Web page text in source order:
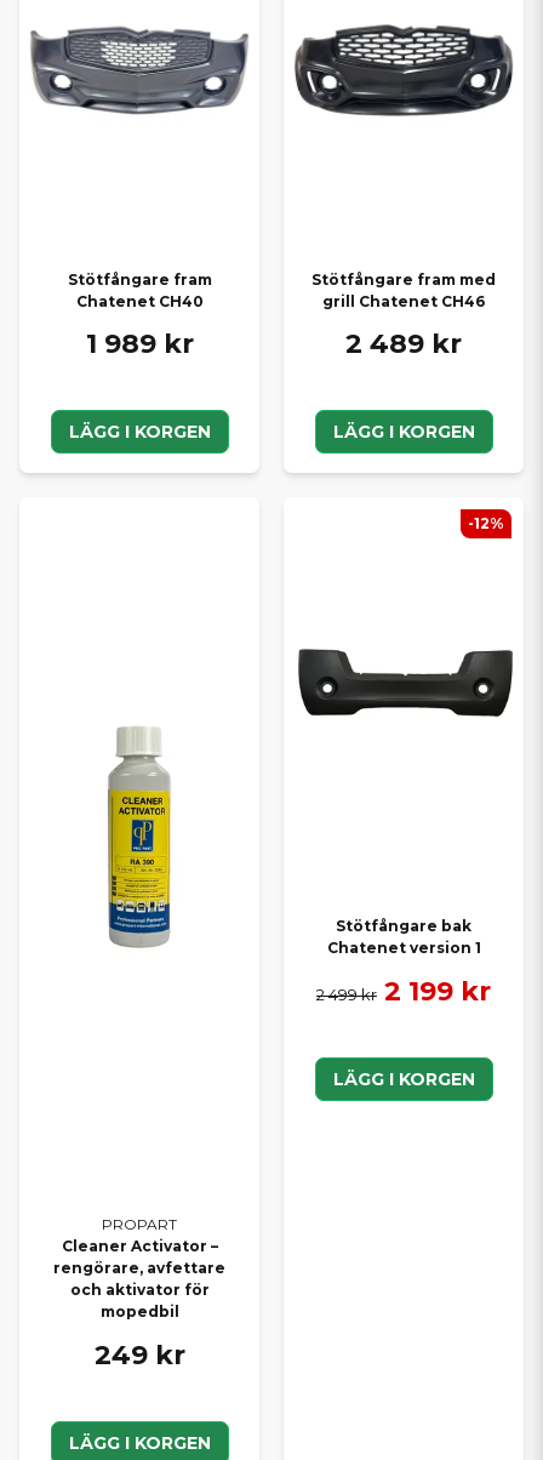
Stötfångare fram
Chatenet CH40
1 989 kr
LÄGG I KORGEN
Stötfångare fram med
grill Chatenet CH46
2 489 kr
LÄGG I KORGEN
PROPART
Cleaner Activator –
rengörare, avfettare
och aktivator för
mopedbil
249 kr
LÄGG I KORGEN
Stötfångare bak
Chatenet version 1
2 499 kr 2 199 kr
LÄGG I KORGEN
-12%